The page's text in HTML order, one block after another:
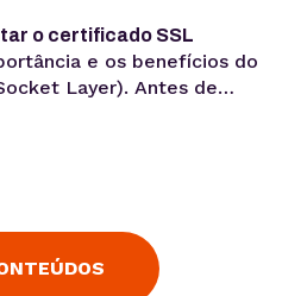
o certificado SSL
e os benefícios do
Layer). Antes de
administra
os dados ficam